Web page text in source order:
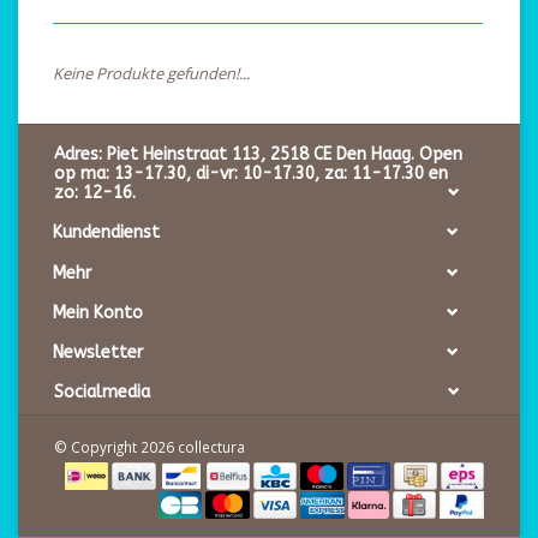
Keine Produkte gefunden!...
Adres: Piet Heinstraat 113, 2518 CE Den Haag. Open
op ma: 13-17.30, di-vr: 10-17.30, za: 11-17.30 en
zo: 12-16.
Kundendienst
Mehr
Mein Konto
Newsletter
Socialmedia
© Copyright 2026 collectura